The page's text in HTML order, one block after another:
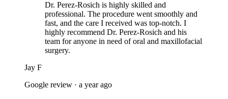
Dr. Perez-Rosich is highly skilled and
professional. The procedure went smoothly and
fast, and the care I received was top-notch. I
highly recommend Dr. Perez-Rosich and his
team for anyone in need of oral and maxillofacial
surgery.
Jay F
Google review · a year ago